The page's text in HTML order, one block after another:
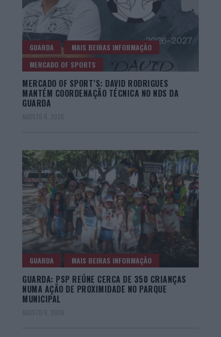
GUARDA
MAIS BEIRAS INFORMAÇÃO
MERCADO OF SPORTS
MERCADO OF SPORT’S: DAVID RODRIGUES
MANTÉM COORDENAÇÃO TÉCNICA NO NDS DA
GUARDA
GUARDA MAIS BEIRAS INFORMAÇÃO
GUARDA: PSP REÚNE CERCA DE 350 CRIANÇAS
NUMA AÇÃO DE PROXIMIDADE NO PARQUE
MUNICIPAL